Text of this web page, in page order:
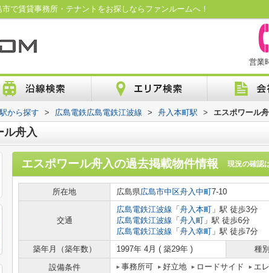
で賃貸事務所・テナントをお探しならファンルームへ！
営業
から探す > 広島電鉄広島電鉄江波線 > 舟入本町駅 > エスポワール
ル舟入
エスポワール舟入の過去掲載物件情報 現況の確認
所在地 広島県広島市中区舟入中町7-10
交通
広島電鉄江波線 「 舟入本町 」駅 徒歩3分
広島電鉄江波線 「 舟入町 」駅 徒歩6分
広島電鉄江波線 「 舟入幸町 」駅 徒歩7分
築年月（築年数）
1997年 4月 ( 築29年 ) 種
設備条件
事務所可 好立地 ロードサイド エ